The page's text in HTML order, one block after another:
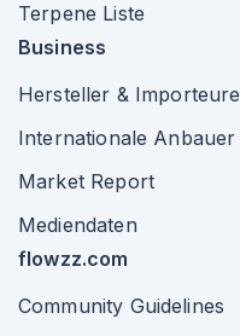
Terpene Liste
Business
Hersteller & Importeure
Internationale Anbauer
Market Report
Mediendaten
flowzz.com
Community Guidelines